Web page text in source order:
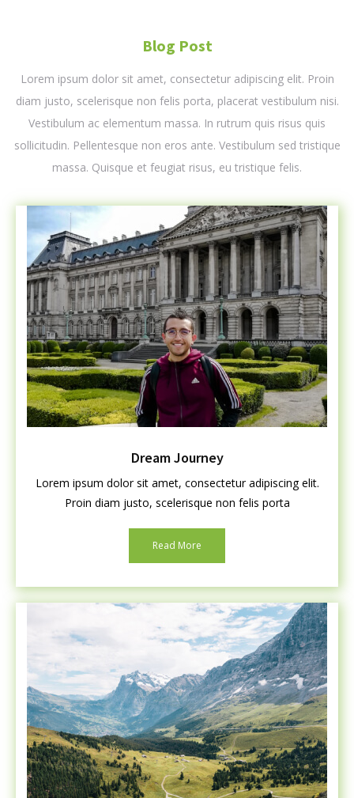
Blog Post
Lorem ipsum dolor sit amet, consectetur adipiscing elit. Proin
diam justo, scelerisque non felis porta, placerat vestibulum nisi.
Vestibulum ac elementum massa. In rutrum quis risus quis
sollicitudin. Pellentesque non eros ante. Vestibulum sed tristique
massa. Quisque et feugiat risus, eu tristique felis.
Dream Journey
Lorem ipsum dolor sit amet, consectetur adipiscing elit.
Proin diam justo, scelerisque non felis porta
Read More